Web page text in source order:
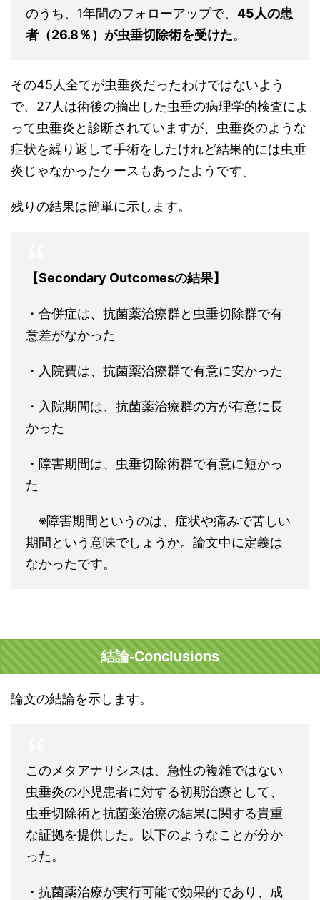
のうち、1年間のフォローアップで、 45人の患
者（26.8％）が虫垂切除術を受けた。
その45人全てが虫垂炎だったわけではないよう
で、27人は術後の摘出した虫垂の病理学的検査によ
って虫垂炎と診断されていますが、虫垂炎のような
症状を繰り返して手術をしたけれど結果的には虫垂
炎じゃなかったケースもあったようです。
残りの結果は簡単に示します。
【Secondary Outcomesの結果】
・合併症は、抗菌薬治療群と虫垂切除群で有
意差がなかった
・入院費は、抗菌薬治療群で有意に安かった
・入院期間は、抗菌薬治療群の方が有意に長
かった
・障害期間は、虫垂切除術群で有意に短かっ
た
※障害期間というのは、症状や痛みで苦しい
期間という意味でしょうか。論文中に定義は
なかったです。
結論-Conclusions
論文の結論を示します。
このメタアナリシスは、急性の複雑ではない
虫垂炎の小児患者に対する初期治療として、
虫垂切除術と抗菌薬治療の結果に関する貴重
な証拠を提供した。以下のようなことが分か
った。
・抗菌薬治療が実行可能で効果的であり、成